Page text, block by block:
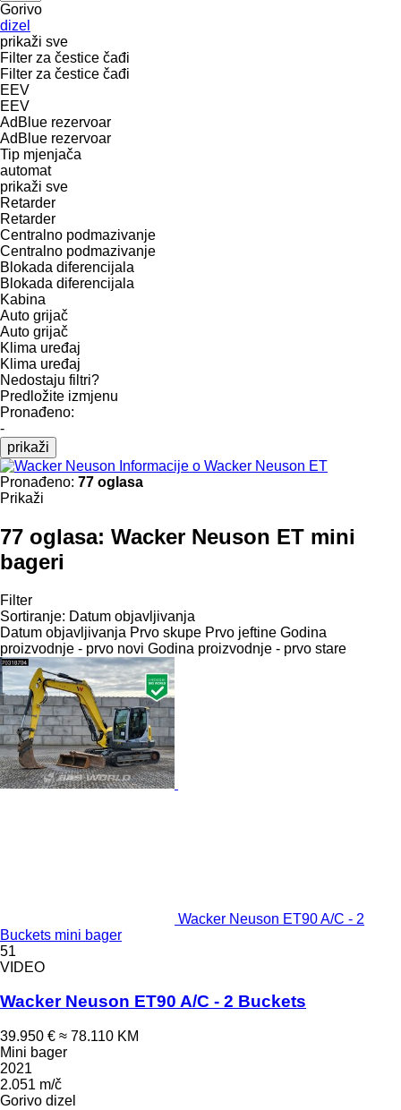
Gorivo
dizel
prikaži sve
Filter za čestice čađi
Filter za čestice čađi
EEV
EEV
AdBlue rezervoar
AdBlue rezervoar
Tip mјenjača
automat
prikaži sve
Retarder
Retarder
Centralno podmazivanje
Centralno podmazivanje
Blokada diferencijala
Blokada diferencijala
Kabina
Auto grijač
Auto grijač
Klima uređaj
Klima uređaj
Nedostaju filtri?
Predložite izmjenu
Pronađeno:
-
prikaži
Informacije o Wacker Neuson ET
Pronađeno: 77 oglasa
Prikaži
77 oglasa: Wacker Neuson ET mini
bageri
Filter
Sortiranje: Datum objavljivanja
Datum objavljivanja Prvo skupe Prvo jeftine Godina
proizvodnje - prvo novi Godina proizvodnje - prvo stare
Wacker Neuson ET90 A/C - 2
Buckets mini bager
51
VIDEO
Wacker Neuson ET90 A/C - 2 Buckets
39.950 € ≈ 78.110 KM
Mini bager
2021
2.051 m/č
Gorivo dizel